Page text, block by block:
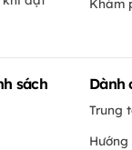
Khám
sách Dành
Trung